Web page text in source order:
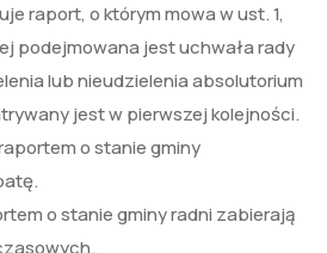
raport, o którym mowa w ust. 1,
podejmowana jest uchwała rady
lub nieudzielenia absolutorium
jest w pierwszej kolejności.
o stanie gminy
o stanie gminy radni zabierają